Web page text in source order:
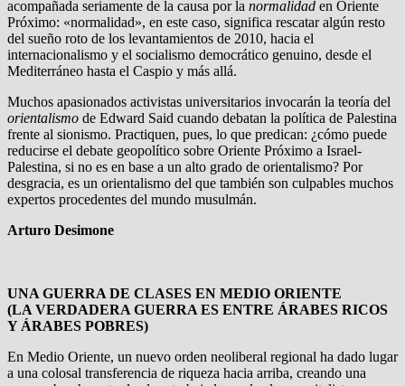
acompañada seriamente de la causa por la normalidad en Oriente
Próximo: «normalidad», en este caso, significa rescatar algún resto
del sueño roto de los levantamientos de 2010, hacia el
internacionalismo y el socialismo democrático genuino, desde el
Mediterráneo hasta el Caspio y más allá.
Muchos apasionados activistas universitarios invocarán la teoría del
orientalismo de Edward Said cuando debatan la política de Palestina
frente al sionismo. Practiquen, pues, lo que predican: ¿cómo puede
reducirse el debate geopolítico sobre Oriente Próximo a Israel-
Palestina, si no es en base a un alto grado de orientalismo? Por
desgracia, es un orientalismo del que también son culpables muchos
expertos procedentes del mundo musulmán.
Arturo Desimone
UNA GUERRA DE CLASES EN MEDIO ORIENTE
(LA VERDADERA GUERRA ES ENTRE ÁRABES RICOS
Y ÁRABES POBRES)
En Medio Oriente, un nuevo orden neoliberal regional ha dado lugar
a una colosal transferencia de riqueza hacia arriba, creando una